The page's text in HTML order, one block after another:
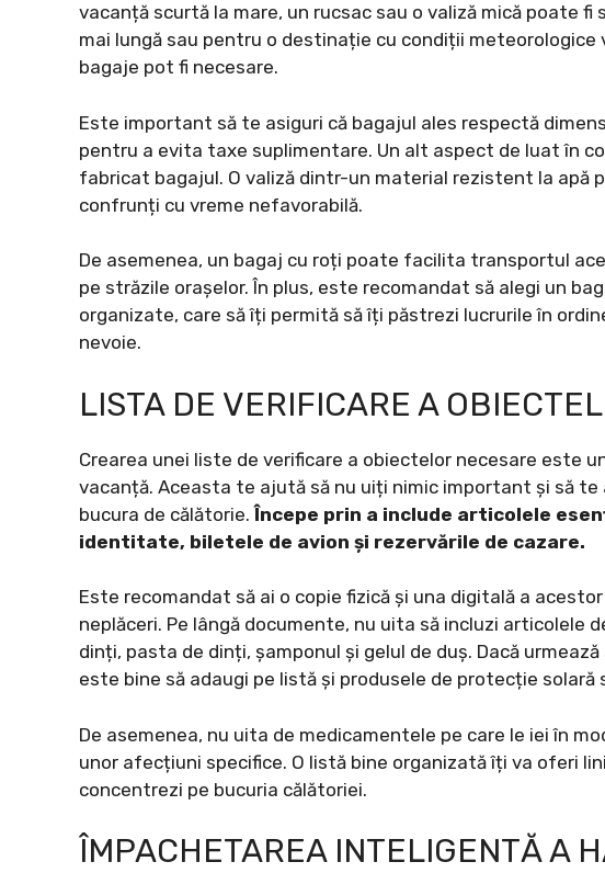
vacanță scurtă la mare, un rucsac sau o valiză mică poate
mai lungă sau pentru o destinație cu condiții meteorologice
bagaje pot fi necesare.
Este important să te asiguri că bagajul ales respectă
pentru a evita taxe suplimentare. Un alt aspect de luat în
fabricat bagajul. O valiză dintr-un material rezistent la apă
confrunți cu vreme nefavorabilă.
De asemenea, un bagaj cu roți poate facilita transportul
pe străzile orașelor. În plus, este recomandat să alegi un
organizate, care să îți permită să îți păstrezi lucrurile în
nevoie.
LISTA DE VERIFICARE A
Crearea unei liste de verificare a obiectelor necesare este
vacanță. Aceasta te ajută să nu uiți nimic important și să
bucura de călătorie. Începe prin a include articolele
identitate, biletele de avion și rezervările de cazare.
Este recomandat să ai o copie fizică și una digitală a
neplăceri. Pe lângă documente, nu uita să incluzi articolele
dinți, pasta de dinți, șamponul și gelul de duș. Dacă
este bine să adaugi pe listă și produsele de protecție
De asemenea, nu uita de medicamentele pe care le iei în
unor afecțiuni specifice. O listă bine organizată îți va oferi
concentrezi pe bucuria călătoriei.
ÎMPACHETAREA INTELIGENTĂ A